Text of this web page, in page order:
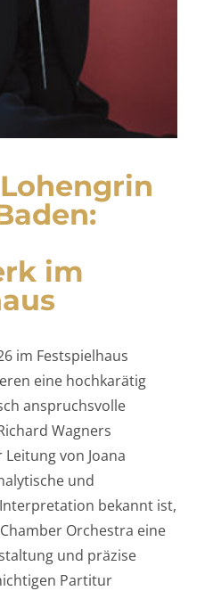
im
im Festspielhaus
eine hochkarätig
anspruchsvolle
Wagners
von Joana
und
bekannt ist,
Orchestra eine
und präzise
Partitur